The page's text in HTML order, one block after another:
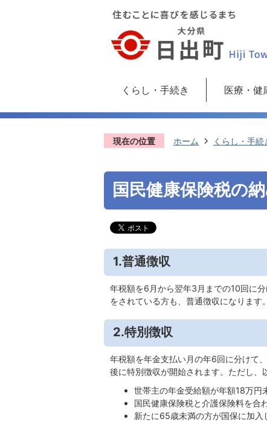
くらし・手続き 医療・健
現在の位置 ホーム くらし・手続
国民健康保険税の
1.普通徴収
年税額を6月から翌年3月までの10回に
をされている方も、普通徴収になります。
2.特別徴収
年税額を年金支払い月の年6回に分けて
後に特別徴収が開始されます。ただし、
世帯主の年金受給額が年額18万円
国民健康保険税と介護保険料を合
新たに65歳未満の方が国保に加入